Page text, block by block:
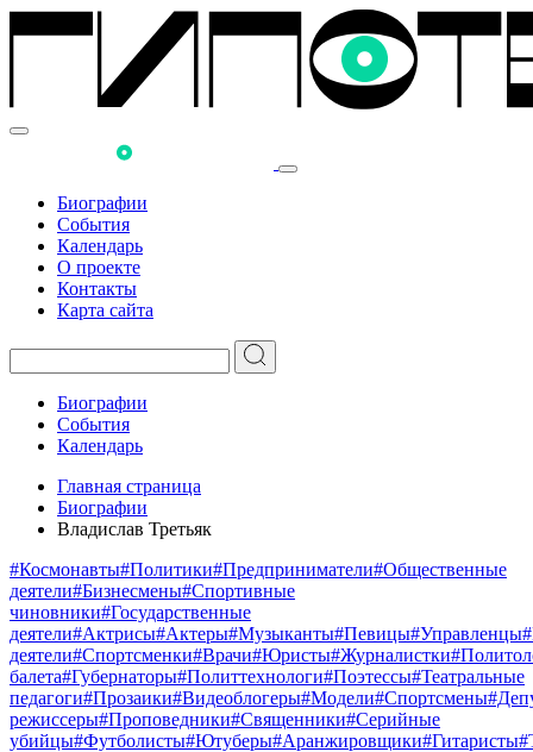
Биографии
События
Календарь
О проекте
Контакты
Карта сайта
Биографии
События
Календарь
Главная страница
Биографии
Владислав Третьяк
#Космонавты#Политики#Предприниматели#Общественные
деятели#Бизнесмены#Спортивные
чиновники#Государственные
деятели#Актрисы#Актеры#Музыканты#Певицы#Управленцы
деятели#Спортсменки#Врачи#Юристы#Журналистки
балета#Губернаторы#Политтехнологи#Поэтессы#Театральные
педагоги#Прозаики#Видеоблогеры#Модели#Спортсмены
режиссеры#Проповедники#Священники#Серийные
убийцы#Футболисты#Ютуберы#Аранжировщики#Гитаристы